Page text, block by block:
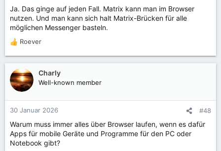
Ja. Das ginge auf jeden Fall. Matrix kann man im Browser
nutzen. Und man kann sich halt Matrix-Brücken für alle
möglichen Messenger basteln.
R
e
a
k
t
o
n
n
:
Roever
Charly
Well-known member
30 Januar 2026 #48
Warum muss immer alles über Browser laufen, wenn es dafür
Apps für mobile Geräte und Programme für den PC oder
Notebook gibt?